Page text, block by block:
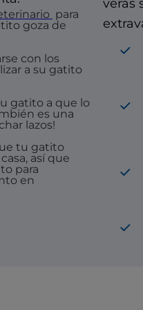
para
goza de
con los
a su gatito
gatito a que lo
es una
lazos!
tu gatito
así que
para
en
verás